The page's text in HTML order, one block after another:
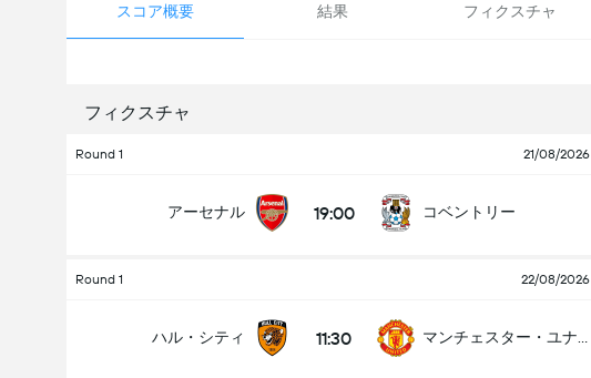
スコア概要 結果 フィクスチャ
フィクスチャ
Round 1 21/08/2026
アーセナル 19:00 コベントリー
Round 1 22/08/2026
ハル・シティ 11:30
試合のゴールの合計 (2.5)